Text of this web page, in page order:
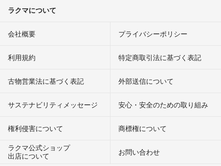
ラクマについて
会社概要 プライバシーポリシー
利用規約 特定商取引法に基づく表記
古物営業法に基づく表記 外部送信について
サステナビリティメッセージ 安心・安全のための取り組み
権利侵害について
商標権について
ラクマ公式ショップ
出店について
お問い合わせ